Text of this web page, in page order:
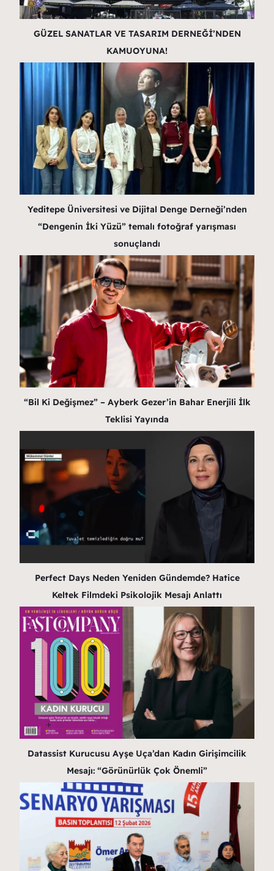
GÜZEL SANATLAR VE TASARIM DERNEĞİ’NDEN
KAMUOYUNA!
Yeditepe Üniversitesi ve Dijital Denge Derneği’nden
“Dengenin İki Yüzü” temalı fotoğraf yarışması
sonuçlandı
“Bil Ki Değişmez” – Ayberk Gezer’in Bahar Enerjili İlk
Teklisi Yayında
Perfect Days Neden Yeniden Gündemde? Hatice
Keltek Filmdeki Psikolojik Mesajı Anlattı
Datassist Kurucusu Ayşe Uça’dan Kadın Girişimcilik
Mesajı: “Görünürlük Çok Önemli”